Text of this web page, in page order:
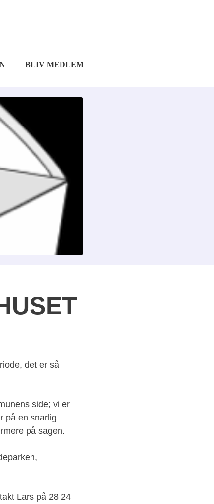
BLIV MEDLEM
det er så
side; vi er
på en snarlig
på sagen.
Lars på 28 24